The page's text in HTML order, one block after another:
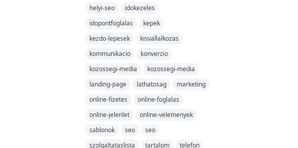
helyi-seo
idokezeles
idopontfoglalas
kepek
kezdo-lepesek
kisvallalkozas
kommunikacio
konverzio
kozossegi-media
kozossegi-media
landing-page
lathatosag
marketing
online-fizetes
online-foglalas
online-jelenlet
online-velemenyek
sablonok
seo
seo
szolgaltataslista
tartalom telefon